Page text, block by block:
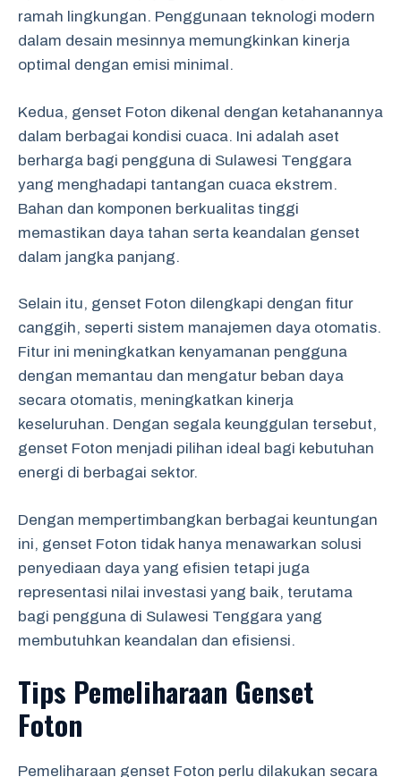
ramah lingkungan. Penggunaan teknologi modern
dalam desain mesinnya memungkinkan kinerja
optimal dengan emisi minimal.
Kedua, genset Foton dikenal dengan ketahanannya
dalam berbagai kondisi cuaca. Ini adalah aset
berharga bagi pengguna di Sulawesi Tenggara
yang menghadapi tantangan cuaca ekstrem.
Bahan dan komponen berkualitas tinggi
memastikan daya tahan serta keandalan genset
dalam jangka panjang.
Selain itu, genset Foton dilengkapi dengan fitur
canggih, seperti sistem manajemen daya otomatis.
Fitur ini meningkatkan kenyamanan pengguna
dengan memantau dan mengatur beban daya
secara otomatis, meningkatkan kinerja
keseluruhan. Dengan segala keunggulan tersebut,
genset Foton menjadi pilihan ideal bagi kebutuhan
energi di berbagai sektor.
Dengan mempertimbangkan berbagai keuntungan
ini, genset Foton tidak hanya menawarkan solusi
penyediaan daya yang efisien tetapi juga
representasi nilai investasi yang baik, terutama
bagi pengguna di Sulawesi Tenggara yang
membutuhkan keandalan dan efisiensi.
Tips Pemeliharaan Genset
Foton
Pemeliharaan genset Foton perlu dilakukan secara